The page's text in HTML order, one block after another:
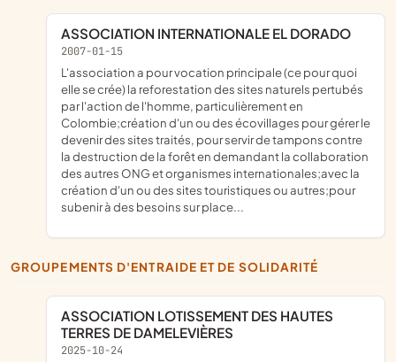
ASSOCIATION INTERNATIONALE EL DORADO
2007-01-15
L'association a pour vocation principale (ce pour quoi
elle se crée) la reforestation des sites naturels pertubés
par l'action de l'homme, particulièrement en
Colombie;création d'un ou des écovillages pour gérer le
devenir des sites traités, pour servir de tampons contre
la destruction de la forêt en demandant la collaboration
des autres ONG et organismes internationales;avec la
création d'un ou des sites touristiques ou autres;pour
subenir à des besoins sur place...
GROUPEMENTS D'ENTRAIDE ET DE SOLIDARITÉ
ASSOCIATION LOTISSEMENT DES HAUTES
TERRES DE DAMELEVIÈRES
2025-10-24